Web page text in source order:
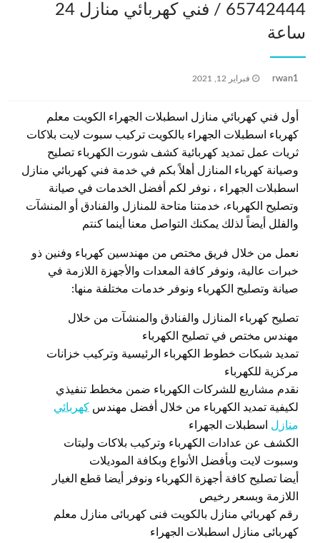
65742444 / فني كهربائي منازل 24
ساعة
rwan1
نُشر
فبراير 12, 2021
أول فني كهربائي منازل اسطبلات الجهراء الكويت معلم
كهرباء اسطبلات الجهراء بالكويت تركيب سبوت لايت بلاكات
ثريات عمل تمديد كهربائية كشف شورت الكهرباء تصليح
وصيانة كهرباء المنازل أهلاً بكم في خدمة فني كهربائي منازل
اسطبلات الجهراء ، نوفر لكم أفضل الخدمات في صيانة
وتصليح الكهرباء، خدمتنا متاحة للمنازل والفنادق أو المنشآت
والفلل أيضاً لذلك يمكنك التواصل معنا أينما كنتم
نعمل من خلال فريق مختص من مهندسين كهرباء وفنين ذو
خبرات عالية، ونوفر كافة المعدات والأجهزة اللازمة في
صيانة وتصليح الكهرباء ونوفر خدمات مختلفة منها:
تصليح كهرباء المنازل والفنادق والمنشآت من خلال
مهندس مختص في تصليح الكهرباء
تمديد شبكات خطوط الكهرباء الرئيسية وتركيب خزانات
مركزية للكهرباء
نقدم مشاريع للشركات الكهرباء ضمن مخطط تنفيذي
لكيفية تمديد الكهرباء من خلال أفضل مهندس كهربائي
منازل اسطبلات الجهراء
الكشف عن عدادات الكهرباء وتركيب بلاكات وليتات
وسبوت لايت وبأفضل الأنواع وبكافة الموديلات
أيضا تصليح كافة أجهزة الكهرباء ونوفر أيضا قطع الغيار
اللازمة وبسعر رخيص
رقم كهربائي منازل بالكويت فنى كهربائى منازل معلم
كهربائى منازل اسطبلات الجهراء